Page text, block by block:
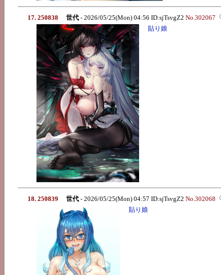
17. 250838 世代 - 2026/05/25(Mon) 04:56 ID:sjTsvgZ2 No.302067
貼り娘
18. 250839 世代 - 2026/05/25(Mon) 04:57 ID:sjTsvgZ2 No.302068
貼り娘